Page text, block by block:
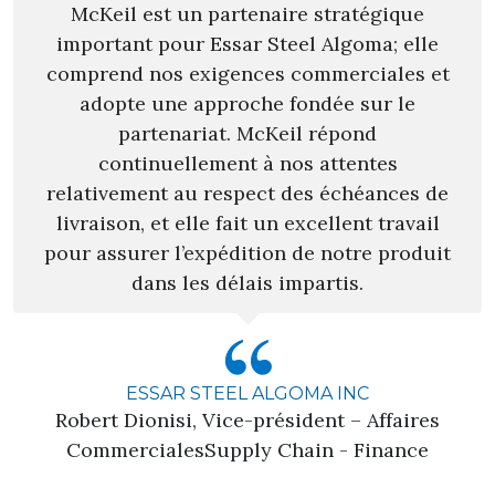
McKeil est un partenaire stratégique
important pour Essar Steel Algoma; elle
comprend nos exigences commerciales et
adopte une approche fondée sur le
partenariat. McKeil répond
continuellement à nos attentes
relativement au respect des échéances de
livraison, et elle fait un excellent travail
pour assurer l’expédition de notre produit
dans les délais impartis.
ESSAR STEEL ALGOMA INC
Robert Dionisi, Vice-président – Affaires
CommercialesSupply Chain - Finance